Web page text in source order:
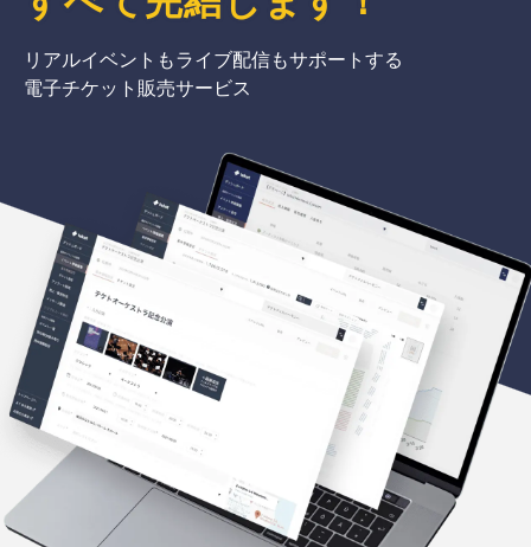
リアルイベントもライブ配信もサポートする
電子チケット販売サービス